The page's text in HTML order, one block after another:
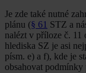
Je zde také nutné
plánu (§ 61 STZ a
nalézt v příloze č. 11
hlediska SZ je asi
písm. e) a f), kde je
obsahovat